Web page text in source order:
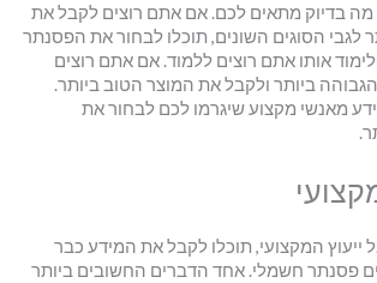
מה בדיוק מתאים לכם. אם אתם רוצים לקבל את
לגבי הסוגים השונים, תוכלו לבחור את הפסנתר
אותו אתם רוצים ללמוד. אם אתם רוצים
ביותר ולקבל את המוצר הטוב ביותר.
מאנשי מקצוע שיגרמו לכם לבחור את
ייעוץ המקצועי, תוכלו לקבל את המידע כבר
פסנתר חשמלי. אחד הדברים החשובים ביותר